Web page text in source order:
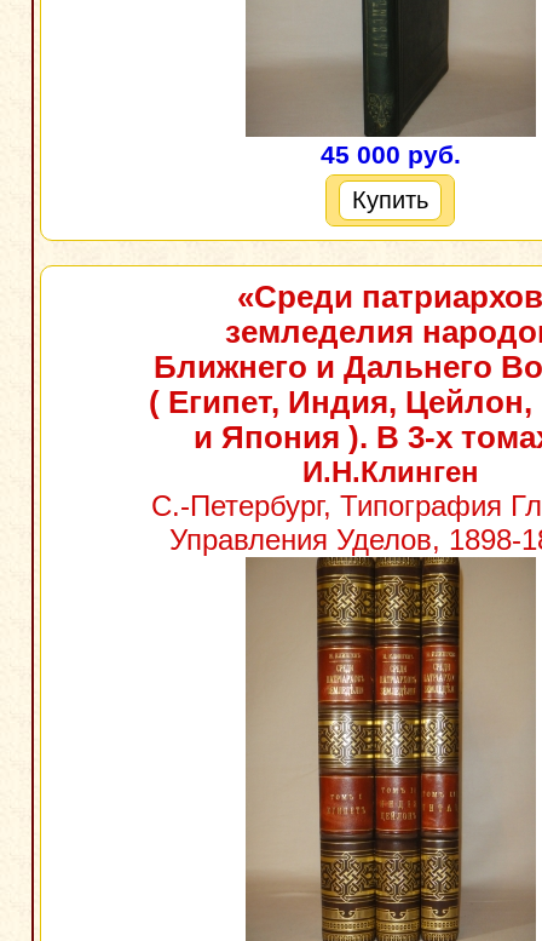
45 000 руб.
Купить
«Среди патриархов
земледелия
Ближнего и Дальнего
( Египет, Индия, Цейлон,
и Япония ). В 3-х
И.Н.Клинген
С.-Петербург, Типография
Управления Уделов, 1898-